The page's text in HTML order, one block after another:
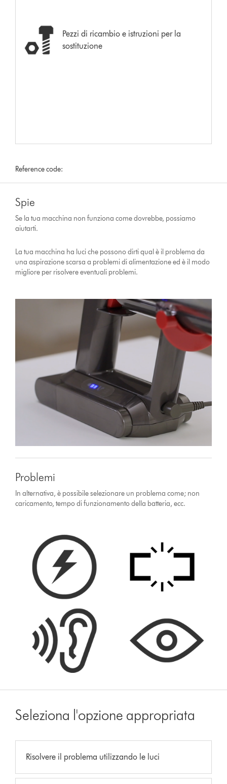
Pezzi di ricambio e istruzioni per la
sostituzione
Reference code:
Spie
Se la tua macchina non funziona come dovrebbe, possiamo
aiutarti.
La tua macchina ha luci che possono dirti qual è il problema da
una aspirazione scarsa a problemi di alimentazione ed è il modo
migliore per risolvere eventuali problemi.
Problemi
In alternativa, è possibile selezionare un problema come; non
caricamento, tempo di funzionamento della batteria, ecc.
Seleziona l'opzione appropriata
Risolvere il problema utilizzando le luci